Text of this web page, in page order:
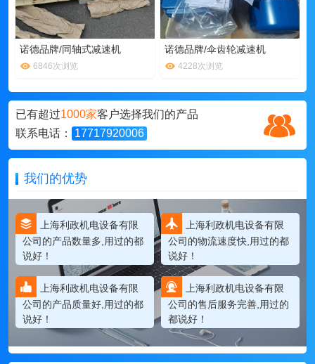
诺德品牌/同轴式减速机
6846次浏览
诺德品牌/伞齿轮减速机
4228次浏览
已有超过1000家客户选择我们的产品
联系电话：
17717920006
我们的优势
上海利政机电设备有限
公司的产品数量多,用过的都
说好！
上海利政机电设备有限
公司的物流速度快,用过的都
说好！
上海利政机电设备有限
公司的产品质量好,用过的都
说好！
上海利政机电设备有限
公司的售后服务完善,用过的
都说好！